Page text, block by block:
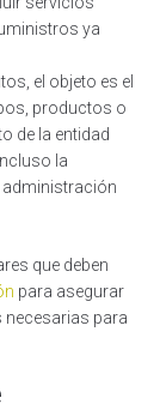
ya
el objeto es el
productos o
de la entidad
la
que deben
para asegurar
para